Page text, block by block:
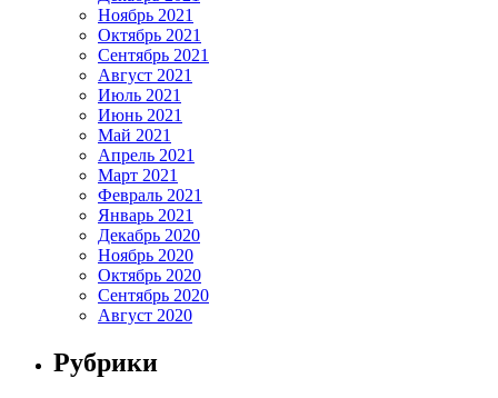
Ноябрь 2021
Октябрь 2021
Сентябрь 2021
Август 2021
Июль 2021
Июнь 2021
Май 2021
Апрель 2021
Март 2021
Февраль 2021
Январь 2021
Декабрь 2020
Ноябрь 2020
Октябрь 2020
Сентябрь 2020
Август 2020
Рубрики